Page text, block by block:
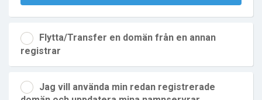
Kontakta Oss
Flytta/Transfer en domän från en annan
registrar
Jag vill använda min redan registrerade